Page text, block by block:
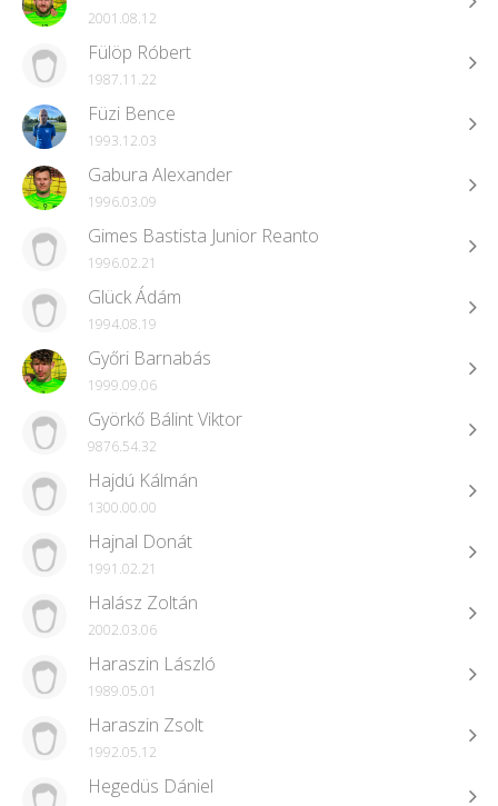
2001.08.12
Fülöp Róbert
1987.11.22
Füzi Bence
1993.12.03
Gabura Alexander
1996.03.09
Gimes Bastista Junior Reanto
1996.02.21
Glück Ádám
1994.08.19
Győri Barnabás
1999.09.06
Györkő Bálint Viktor
9876.54.32
Hajdú Kálmán
1300.00.00
Hajnal Donát
1991.02.21
Halász Zoltán
2002.03.06
Haraszin László
1989.05.01
Haraszin Zsolt
1992.05.12
Hegedüs Dániel